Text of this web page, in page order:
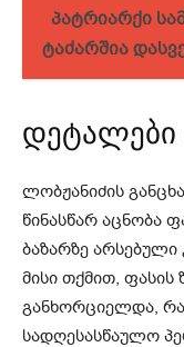
პატრიარქი
ტაძარშია
დეტალები
ლობჟანიძის
წინასწარ აცნობა
ბაზარზე
მისი თქმით,
განხორციელდა,
სადღესასწაულო